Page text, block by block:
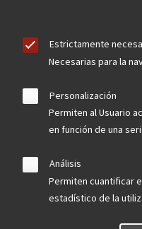
Estrictamente
Necesarias para la
Personalización
Permiten al Usuario
en función de una
Análisis
Permiten cuantificar
estadístico de la